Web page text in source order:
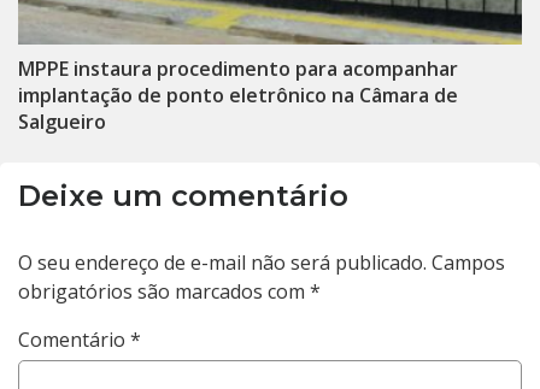
MPPE instaura procedimento para acompanhar
implantação de ponto eletrônico na Câmara de
Salgueiro
Deixe um comentário
O seu endereço de e-mail não será publicado. Campos
obrigatórios são marcados com *
Comentário *